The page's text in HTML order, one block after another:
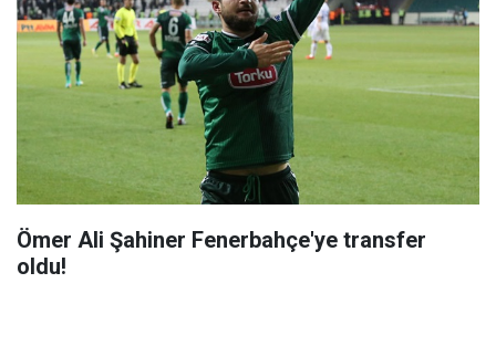
Ömer Ali Şahiner Fenerbahçe'ye transfer
oldu!